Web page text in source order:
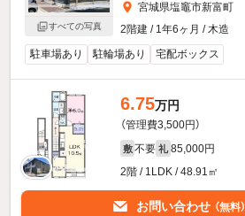
すべての写真
宮城県塩竈市新富町
2階建 / 1年6ヶ月 / 木造
駐車場あり
駐輪場あり 宅配ボックス
6.75万円
（管理費3,500円）
敷 不要 礼 85,000円
2階 / 1LDK / 48.91㎡
お問い合わせ （無料）